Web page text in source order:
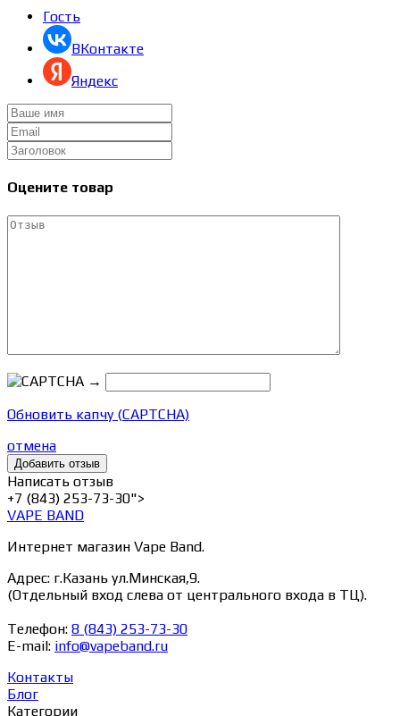
Гость
ВКонтакте
Яндекс
Оцените товар
→
Обновить капчу (CAPTCHA)
отмена
Написать отзыв
+7 (843) 253-73-30">
VAPE BAND
Интернет магазин Vape Band.
Адрес: г.Казань ул.Минская,9.
(Отдельный вход слева от центрального входа в ТЦ).
Телефон: 8 (843) 253-73-30
E-mail: info@vapeband.ru
Контакты
Блог
Категории